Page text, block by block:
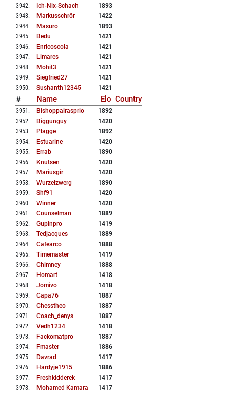
3942. Ich-Nix-Schach
1893
3943. Markusschrör
1422
3944. Masuro
1893
3945. Bedu
1421
3946. Enricoscola
1421
3947. Limares
1421
3948. Mohit3
1421
3949. Siegfried27
1421
3950. Sushanth12345 1421
# Name Elo Country
3951 . Bishoppairasprio
1892
3952. Biggunguy
1420
3953. Plagge
1892
3954. Estuarine
1420
3955. Errab
1890
3956. Knutsen
1420
3957. Mariusgir
1420
3958. Wurzelzwerg
1890
3959. Shf91
1420
3960. Winner
1420
3961 . Counselman
1889
3962. Gupinpro
1419
3963. Tedjacques
1889
3964. Cafearco
1888
3965. Timemaster
1419
3966. Chimney
1888
3967. Homart
1418
3968. Jomivo
1418
3969. Capa76
1887
3970. Chesstheo
1887
3971 . Coach_denys
1887
3972. Vedh1234
1418
3973. Fackomatpro
1887
3974. Fmaster
1886
3975. Davrad
1417
3976. Hardyje1915
1886
3977. Freshkidderek
1417
3978. Mohamed Kamara
1417